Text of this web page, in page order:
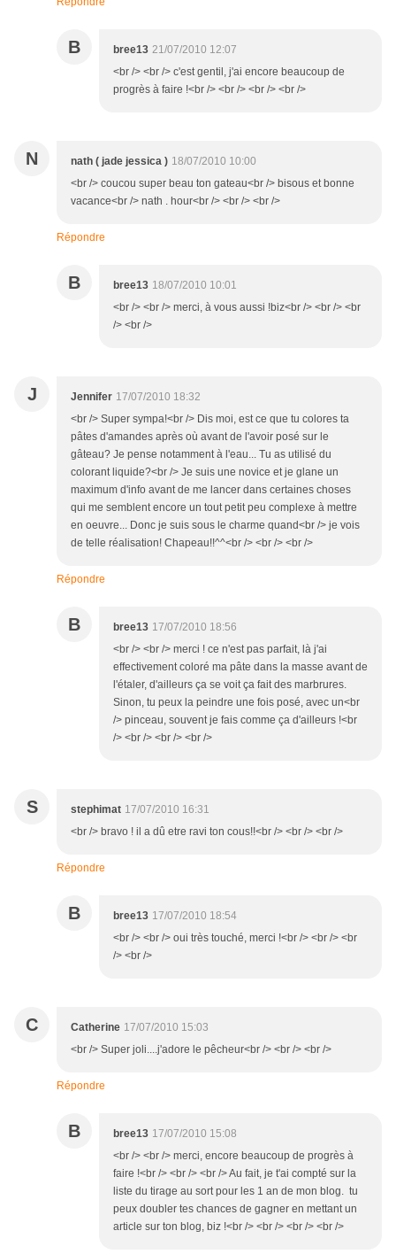
B bree13 21/07/2010 12:07
<br /> <br /> c'est gentil, j'ai encore beaucoup de
progrès à faire !<br /> <br /> <br /> <br />
N nath ( jade jessica ) 18/07/2010 10:00
<br /> coucou super beau ton gateau<br /> bisous et bonne
vacance<br /> nath . hour<br /> <br /> <br />
Répondre
B bree13 18/07/2010 10:01
<br /> <br /> merci, à vous aussi !biz<br /> <br /> <br
/> <br />
J Jennifer 17/07/2010 18:32
<br /> Super sympa!<br /> Dis moi, est ce que tu colores ta
pâtes d'amandes après où avant de l'avoir posé sur le
gâteau? Je pense notamment à l'eau... Tu as utilisé du
colorant liquide?<br /> Je suis une novice et je glane un
maximum d'info avant de me lancer dans certaines choses
qui me semblent encore un tout petit peu complexe à mettre
en oeuvre... Donc je suis sous le charme quand<br /> je vois
de telle réalisation! Chapeau!!^^<br /> <br /> <br />
Répondre
B bree13 17/07/2010 18:56
<br /> <br /> merci ! ce n'est pas parfait, là j'ai
effectivement coloré ma pâte dans la masse avant de
l'étaler, d'ailleurs ça se voit ça fait des marbrures.
Sinon, tu peux la peindre une fois posé, avec un<br
/> pinceau, souvent je fais comme ça d'ailleurs !<br
/> <br /> <br /> <br />
S stephimat 17/07/2010 16:31
<br /> bravo ! il a dû etre ravi ton cous!!<br /> <br /> <br />
Répondre
B bree13 17/07/2010 18:54
<br /> <br /> oui très touché, merci !<br /> <br /> <br
/> <br />
C Catherine 17/07/2010 15:03
<br /> Super joli....j'adore le pêcheur<br /> <br /> <br />
Répondre
B bree13 17/07/2010 15:08
<br /> <br /> merci, encore beaucoup de progrès à
faire !<br /> <br /> <br /> Au fait, je t'ai compté sur la
liste du tirage au sort pour les 1 an de mon blog. tu
peux doubler tes chances de gagner en mettant un
article sur ton blog, biz !<br /> <br /> <br /> <br />